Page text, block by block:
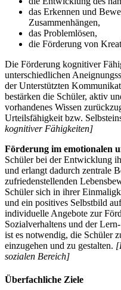
das Erkennen und
Zusammenhängen,
das Problemlösen,
die Förderung von
Die Förderung kognitiver
unterschiedlichen
der Unterstützten
bestärken die Schüler, aktiv
vorhandenes Wissen
Urteilsfähigkeit bzw.
kognitiver Fähigkeiten]
Förderung im emotionalen
Schüler bei der Entwicklung
und erlangt dadurch zentrale
zufriedenstellenden
Schüler sich in ihrer
und ein positives Selbstbild
individuelle Angebote zur
Sozialverhaltens und der
ist es notwendig, die Schüler
einzugehen und zu gestalten.
sozialen Bereich]
Überfachliche Ziele